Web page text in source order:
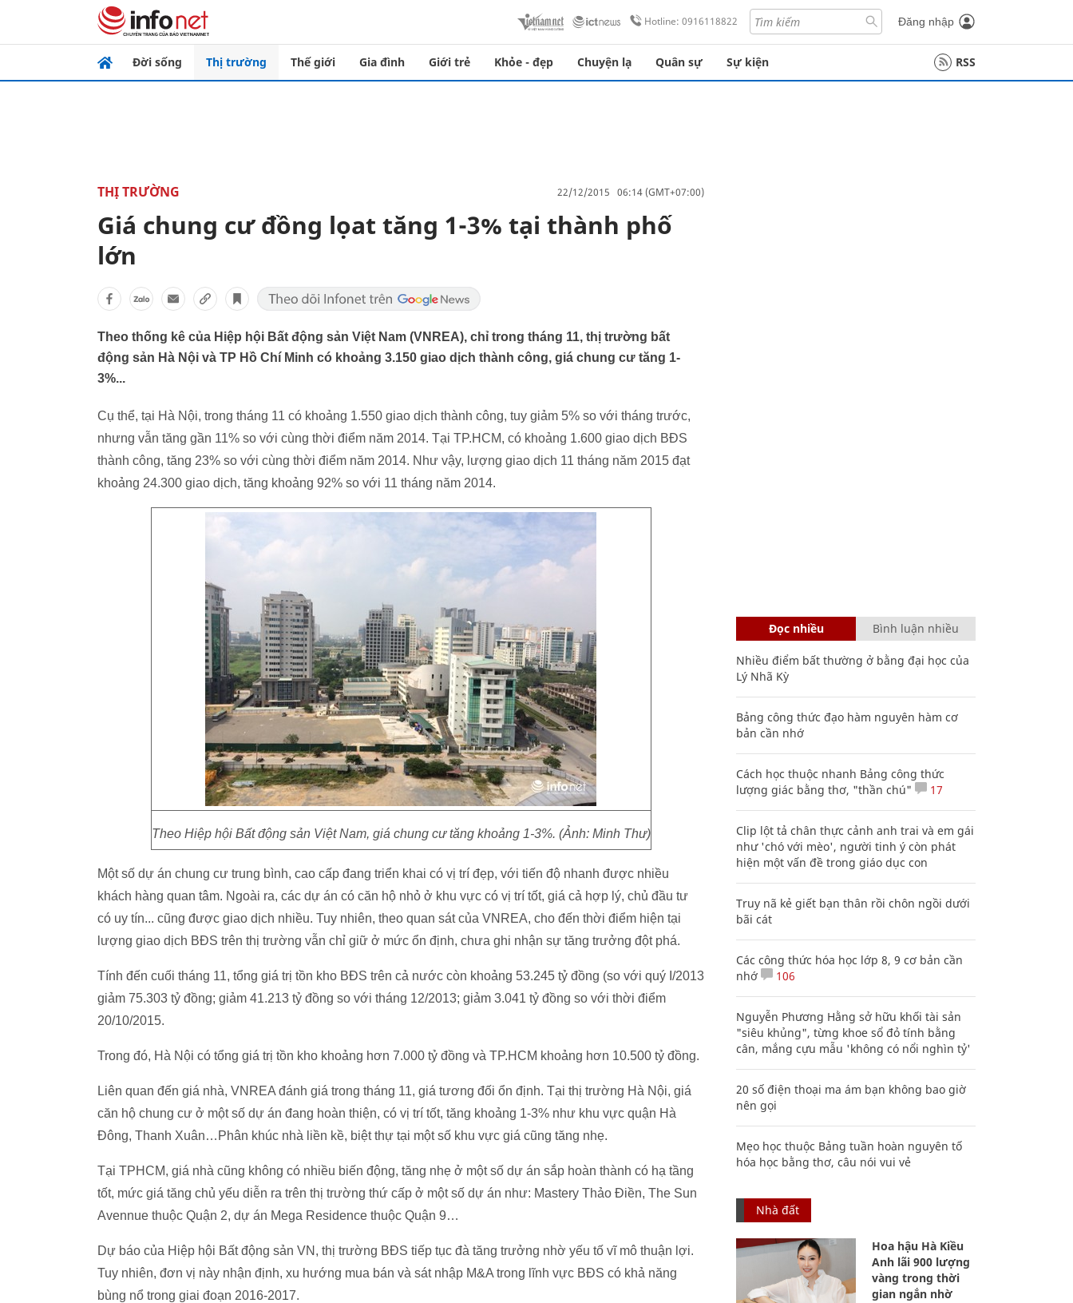
Hotline: 0916118822 Đăng nhập
Đời sống Thị trường Thế giới Gia đình Giới trẻ Khỏe - đẹp Chuyện lạ Quân sự Sự kiện RSS
THỊ TRƯỜNG 22/12/2015 06:14 (GMT+07:00)
Giá chung cư đồng lọat tăng 1-3% tại thành phố
lớn
Theo thống kê của Hiệp hội Bất động sản Việt Nam (VNREA), chỉ trong tháng 11, thị trường bất
động sản Hà Nội và TP Hồ Chí Minh có khoảng 3.150 giao dịch thành công, giá chung cư tăng 1-
3%...
Cụ thể, tại Hà Nội, trong tháng 11 có khoảng 1.550 giao dịch thành công, tuy giảm 5% so với tháng trước,
nhưng vẫn tăng gần 11% so với cùng thời điểm năm 2014. Tại TP.HCM, có khoảng 1.600 giao dịch BĐS
thành công, tăng 23% so với cùng thời điểm năm 2014. Như vậy, lượng giao dịch 11 tháng năm 2015 đạt
khoảng 24.300 giao dịch, tăng khoảng 92% so với 11 tháng năm 2014.
Theo Hiệp hội Bất động sản Việt Nam, giá chung cư tăng khoảng 1-3%. (Ảnh: Minh Thư)
Một số dự án chung cư trung bình, cao cấp đang triển khai có vị trí đẹp, với tiến độ nhanh được nhiều
khách hàng quan tâm. Ngoài ra, các dự án có căn hộ nhỏ ở khu vực có vị trí tốt, giá cả hợp lý, chủ đầu tư
có uy tín... cũng được giao dịch nhiều. Tuy nhiên, theo quan sát của VNREA, cho đến thời điểm hiện tại
lượng giao dịch BĐS trên thị trường vẫn chỉ giữ ở mức ổn định, chưa ghi nhận sự tăng trưởng đột phá.
Tính đến cuối tháng 11, tổng giá trị tồn kho BĐS trên cả nước còn khoảng 53.245 tỷ đồng (so với quý I/2013
giảm 75.303 tỷ đồng; giảm 41.213 tỷ đồng so với tháng 12/2013; giảm 3.041 tỷ đồng so với thời điểm
20/10/2015.
Trong đó, Hà Nội có tổng giá trị tồn kho khoảng hơn 7.000 tỷ đồng và TP.HCM khoảng hơn 10.500 tỷ đồng.
Liên quan đến giá nhà, VNREA đánh giá trong tháng 11, giá tương đối ổn định. Tại thị trường Hà Nội, giá
căn hộ chung cư ở một số dự án đang hoàn thiện, có vị trí tốt, tăng khoảng 1-3% như khu vực quận Hà
Đông, Thanh Xuân…Phân khúc nhà liền kề, biệt thự tại một số khu vực giá cũng tăng nhẹ.
Tại TPHCM, giá nhà cũng không có nhiều biến động, tăng nhẹ ở một số dự án sắp hoàn thành có hạ tầng
tốt, mức giá tăng chủ yếu diễn ra trên thị trường thứ cấp ở một số dự án như: Mastery Thảo Điền, The Sun
Avennue thuộc Quận 2, dự án Mega Residence thuộc Quận 9…
Dự báo của Hiệp hội Bất động sản VN, thị trường BĐS tiếp tục đà tăng trưởng nhờ yếu tố vĩ mô thuận lợi.
Tuy nhiên, đơn vị này nhận định, xu hướng mua bán và sát nhập M&A trong lĩnh vực BĐS có khả năng
bùng nổ trong giai đoạn 2016-2017.
Đọc nhiều Bình luận nhiều
Nhiều điểm bất thường ở bằng đại học của
Lý Nhã Kỳ
Bảng công thức đạo hàm nguyên hàm cơ
bản cần nhớ
Cách học thuộc nhanh Bảng công thức
lượng giác bằng thơ, "thần chú"
17
Clip lột tả chân thực cảnh anh trai và em gái
như 'chó với mèo', người tinh ý còn phát
hiện một vấn đề trong giáo dục con
Truy nã kẻ giết bạn thân rồi chôn ngồi dưới
bãi cát
Các công thức hóa học lớp 8, 9 cơ bản cần
nhớ
106
Nguyễn Phương Hằng sở hữu khối tài sản
"siêu khủng", từng khoe sổ đỏ tính bằng
cân, mắng cựu mẫu 'không có nổi nghìn tỷ'
20 số điện thoại ma ám bạn không bao giờ
nên gọi
Mẹo học thuộc Bảng tuần hoàn nguyên tố
hóa học bằng thơ, câu nói vui vẻ
Nhà đất
Hoa hậu Hà Kiều
Anh lãi 900 lượng
vàng trong thời
gian ngắn nhờ